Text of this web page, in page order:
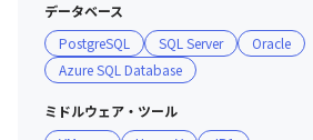
金銭面だけでなく、学べる時間を確
境に配慮したり、働きながら学べる
選定したりするなど、無理なくスキ
整えています。
データベース
PostgreSQL
SQL Server
Oracle
Azure SQL Database
ミドルウェア・ツール